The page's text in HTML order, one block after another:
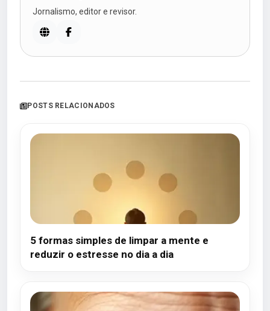
Jornalismo, editor e revisor.
POSTS RELACIONADOS
5 formas simples de limpar a mente e
reduzir o estresse no dia a dia